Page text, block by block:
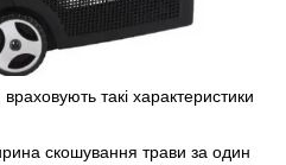
такі характеристики
скошування трави за один